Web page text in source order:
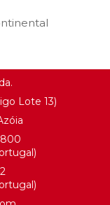
Lote 13)
800